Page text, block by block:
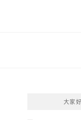
大家